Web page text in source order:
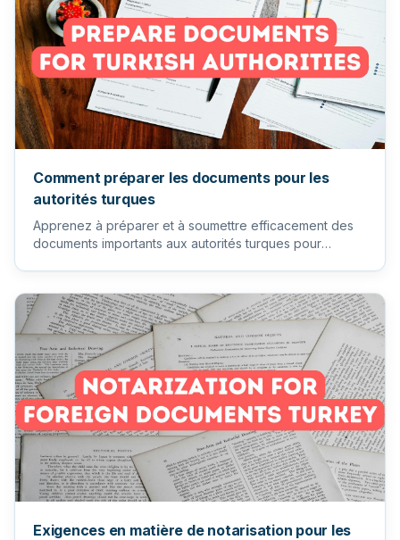
Comment préparer les documents pour les
autorités turques
Apprenez à préparer et à soumettre efficacement des
documents importants aux autorités turques pour
Exigences en matière de notarisation pour les